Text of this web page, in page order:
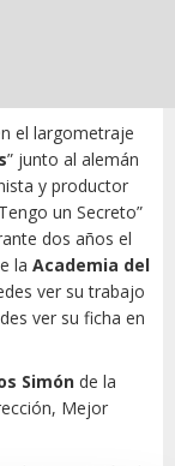
el largometraje
” junto al alemán
y productor
un Secreto”
dos años el
la Academia del
ver su trabajo
ver su ficha en
Simón de la
Mejor